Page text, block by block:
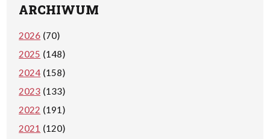
ARCHIWUM
2026 (70)
2025 (148)
2024 (158)
2023 (133)
2022 (191)
2021 (120)